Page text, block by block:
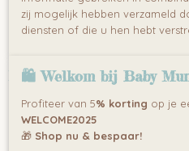
een lage kinderstoel. Ideaal
praktische functies die het
Belangrijkste kenmerken
Multifunctioneel ontwerp
bouwen tot lage stoel
verwijderen.
zij mogelijk hebben verzameld
diensten of die u hen hebt
🛍 Welkom bij Baby
Profiteer van 5% korting op je
WELCOME2025
🎁 Shop nu & bespaar!